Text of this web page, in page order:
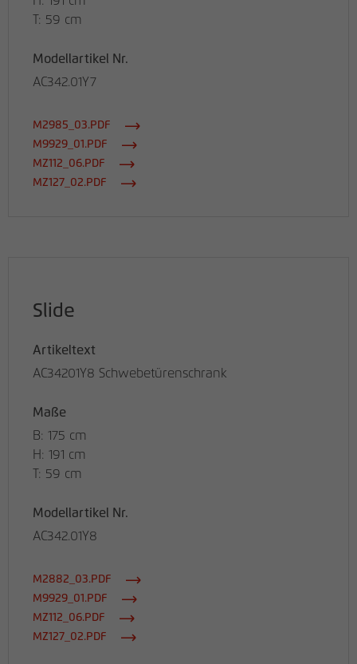
T: 59 cm
Modellartikel Nr.
AC342.01Y7
M2985_03.PDF
M9929_01.PDF
MZ112_06.PDF
MZ127_02.PDF
Slide
Artikeltext
AC34201Y8 Schwebetürenschrank
Maße
B: 175 cm
H: 191 cm
T: 59 cm
Modellartikel Nr.
AC342.01Y8
M2882_03.PDF
M9929_01.PDF
MZ112_06.PDF
MZ127_02.PDF